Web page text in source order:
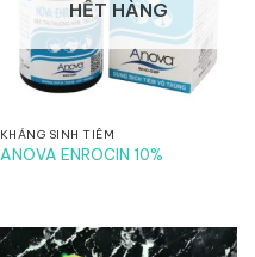
HẾT HÀNG
KHÁNG SINH TIÊM
ANOVA ENROCIN 10%